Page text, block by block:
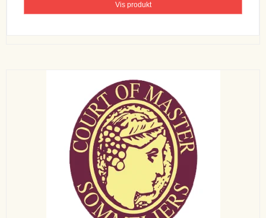
Vis produkt